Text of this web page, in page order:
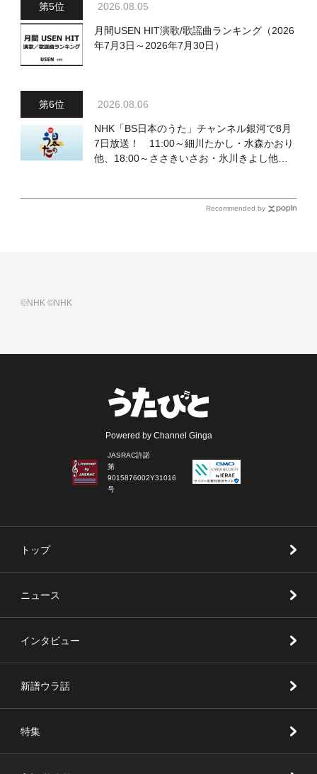
2026.08.05
月間USEN HIT演歌/歌謡曲ランキング（2026
年7月3日～2026年7月30日）
2026.08.06
NHK「BS日本のうた」チャンネル銀河で8月
7日放送！ 11:00～細川たかし・水森かおり
他、18:00～ささきいさお・氷川きよし他登
Recommended by
©NHK©NHK
Powered by Channel Ginga
JASRAC許諾
第
9015876002Y31016
号
トップ
ニュース
インタビュー
新譜ウラ話
特集